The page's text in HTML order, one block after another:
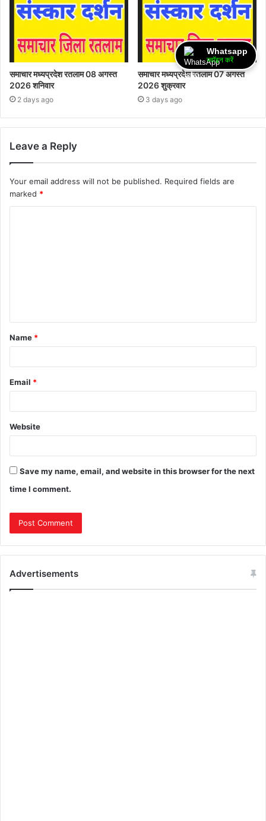
समाचार मध्यप्रदेश रतलाम 08 अगस्त
2026 शनिवार
2 days ago
समाचार मध्यप्रदेश रतलाम 07 अगस्त
2026 शुक्रवार
3 days ago
Leave a Reply
Your email address will not be published. Required fields are
marked *
Name *
Email *
Website
Save my name, email, and website in this browser for the next
time I comment.
Advertisements
Whatsapp
ज्वॉइन करें